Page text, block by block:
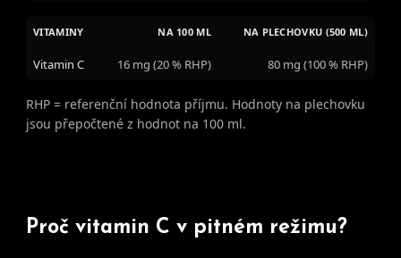
VITAMINY NA 100 ML NA PLECHOVKU (500 ML)
Vitamin C 16 mg (20 % RHP) 80 mg (100 % RHP)
RHP = referenční hodnota příjmu. Hodnoty na plechovku
jsou přepočtené z hodnot na 100 ml.
Proč vitamin C v pitném režimu?